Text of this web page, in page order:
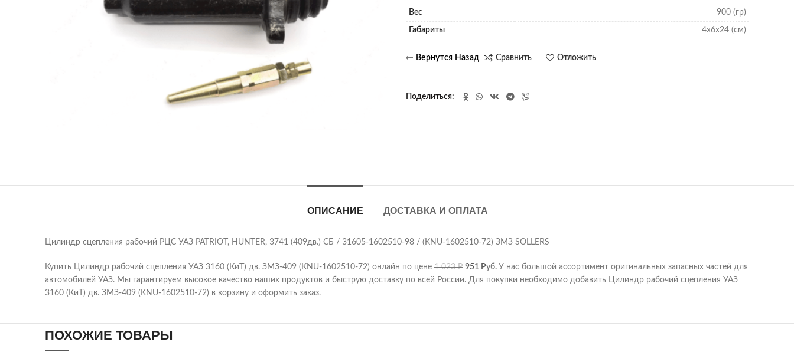
Вес 900 (гр)
Габариты 4х6х24 (см)
Сравнить Отложить
Поделиться
ОПИСАНИЕ ДОСТАВКА И ОПЛАТА
Цилиндр сцепления рабочий РЦС УАЗ PATRIOT, HUNTER, 3741 (409дв.) СБ / 31605-1602510-98 / (KNU-1602510-72) ЗМЗ SOLLERS
Купить Цилиндр рабочий сцепления УАЗ 3160 (КиТ) дв. ЗМЗ-409 (KNU-1602510-72) онлайн по цене 1 023Р 951 Руб. У нас большой ассортимент оригинальных запасных частей для
автомобилей УАЗ. Мы гарантируем высокое качество наших продуктов и быструю доставку по всей России. Для покупки необходимо добавить Цилиндр рабочий сцепления УАЗ
3160 (КиТ) дв. ЗМЗ-409 (KNU-1602510-72) в корзину и оформить заказ.
ПОХОЖИЕ ТОВАРЫ